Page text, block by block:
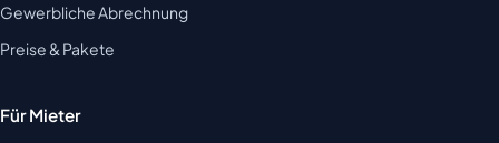
Gewerbliche Abrechnung
Preise & Pakete
Für Mieter